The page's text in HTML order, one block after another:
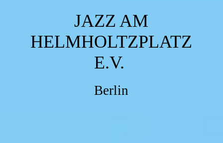
JAZZ AM
HELMHOLTZPLATZ
E.V.
Berlin